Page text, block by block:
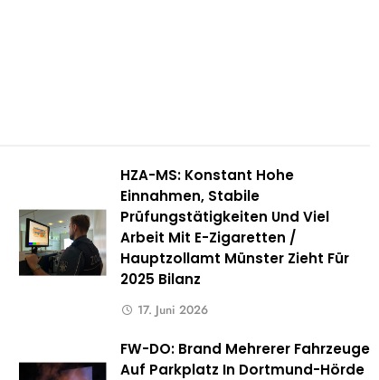
HZA-MS: Konstant Hohe
Einnahmen, Stabile
Prüfungstätigkeiten Und Viel
Arbeit Mit E-Zigaretten /
Hauptzollamt Münster Zieht Für
2025 Bilanz
17. Juni 2026
FW-DO: Brand Mehrerer Fahrzeuge
Auf Parkplatz In Dortmund-Hörde